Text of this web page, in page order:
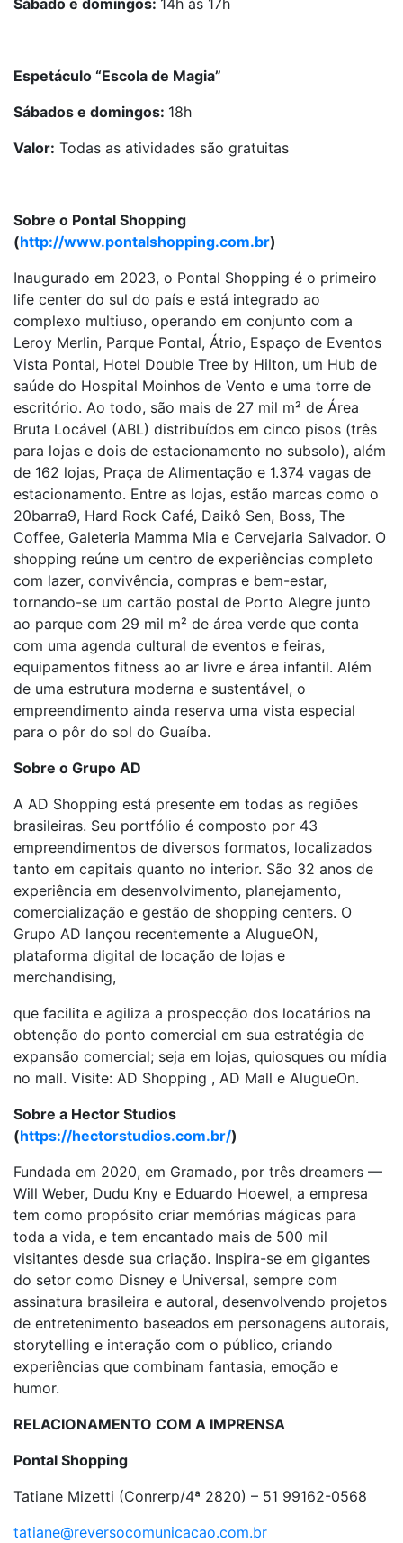
Sábado e domingos: 14h às 17h
Espetáculo “Escola de Magia”
Sábados e domingos: 18h
Valor: Todas as atividades são gratuitas
Sobre o Pontal Shopping
(http://www.pontalshopping.com.br)
Inaugurado em 2023, o Pontal Shopping é o primeiro
life center do sul do país e está integrado ao
complexo multiuso, operando em conjunto com a
Leroy Merlin, Parque Pontal, Átrio, Espaço de Eventos
Vista Pontal, Hotel Double Tree by Hilton, um Hub de
saúde do Hospital Moinhos de Vento e uma torre de
escritório. Ao todo, são mais de 27 mil m² de Área
Bruta Locável (ABL) distribuídos em cinco pisos (três
para lojas e dois de estacionamento no subsolo), além
de 162 lojas, Praça de Alimentação e 1.374 vagas de
estacionamento. Entre as lojas, estão marcas como o
20barra9, Hard Rock Café, Daikô Sen, Boss, The
Coffee, Galeteria Mamma Mia e Cervejaria Salvador. O
shopping reúne um centro de experiências completo
com lazer, convivência, compras e bem-estar,
tornando-se um cartão postal de Porto Alegre junto
ao parque com 29 mil m² de área verde que conta
com uma agenda cultural de eventos e feiras,
equipamentos fitness ao ar livre e área infantil. Além
de uma estrutura moderna e sustentável, o
empreendimento ainda reserva uma vista especial
para o pôr do sol do Guaíba.
Sobre o Grupo AD
A AD Shopping está presente em todas as regiões
brasileiras. Seu portfólio é composto por 43
empreendimentos de diversos formatos, localizados
tanto em capitais quanto no interior. São 32 anos de
experiência em desenvolvimento, planejamento,
comercialização e gestão de shopping centers. O
Grupo AD lançou recentemente a AlugueON,
plataforma digital de locação de lojas e
merchandising,
que facilita e agiliza a prospecção dos locatários na
obtenção do ponto comercial em sua estratégia de
expansão comercial; seja em lojas, quiosques ou mídia
no mall. Visite: AD Shopping , AD Mall e AlugueOn.
Sobre a Hector Studios
(https://hectorstudios.com.br/)
Fundada em 2020, em Gramado, por três dreamers —
Will Weber, Dudu Kny e Eduardo Hoewel, a empresa
tem como propósito criar memórias mágicas para
toda a vida, e tem encantado mais de 500 mil
visitantes desde sua criação. Inspira-se em gigantes
do setor como Disney e Universal, sempre com
assinatura brasileira e autoral, desenvolvendo projetos
de entretenimento baseados em personagens autorais,
storytelling e interação com o público, criando
experiências que combinam fantasia, emoção e
humor.
RELACIONAMENTO COM A IMPRENSA
Pontal Shopping
Tatiane Mizetti (Conrerp/4ª 2820) – 51 99162-0568
tatiane@reversocomunicacao.com.br